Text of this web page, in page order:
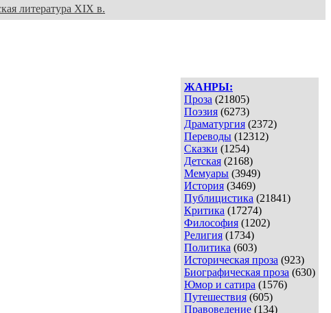
литература XIX в.
ЖАНРЫ:
Проза (21805)
Поэзия (6273)
Драматургия (2372)
Переводы (12312)
Сказки (1254)
Детская (2168)
Мемуары (3949)
История (3469)
Публицистика (21841)
Критика (17274)
Философия (1202)
Религия (1734)
Политика (603)
Историческая проза (923)
Биографическая проза (630)
Юмор и сатира (1576)
Путешествия (605)
Правоведение (134)